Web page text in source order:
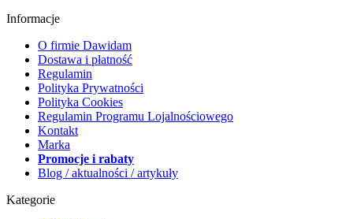
Informacje
O firmie Dawidam
Dostawa i płatność
Regulamin
Polityka Prywatności
Polityka Cookies
Regulamin Programu Lojalnościowego
Kontakt
Marka
Promocje i rabaty
Blog / aktualności / artykuły
Kategorie